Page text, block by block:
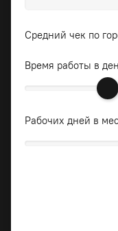
Средний чек по
Время работы в
Рабочих дней в